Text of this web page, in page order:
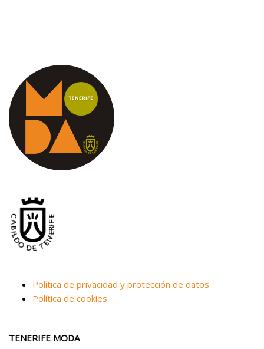
Política de privacidad y protección de datos
Política de cookies
TENERIFE MODA